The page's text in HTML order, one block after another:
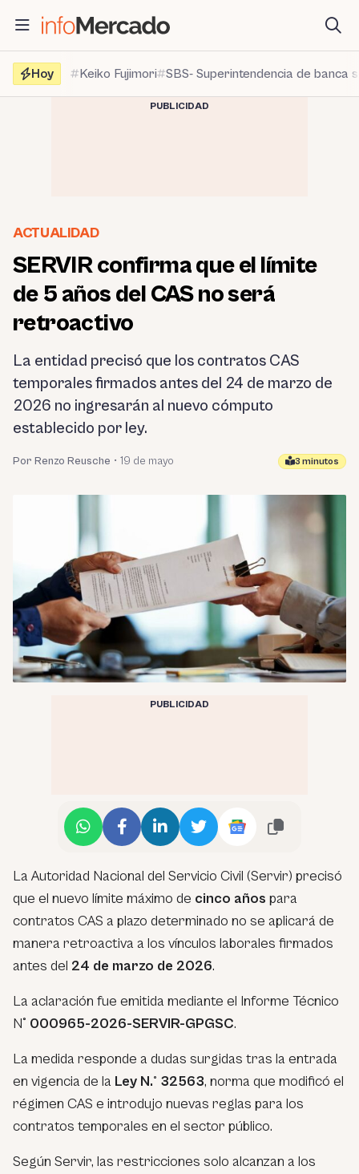
contenido
Hoy
Keiko Fujimori SBS- Superintendencia de banca
PUBLICIDAD
ACTUALIDAD
SERVIR confirma que el límite
de 5 años del CAS no será
retroactivo
La entidad precisó que los contratos CAS
temporales firmados antes del 24 de marzo de
2026 no ingresarán al nuevo cómputo
establecido por ley.
Por Renzo Reusche • 19 de mayo 3 minutos
PUBLICIDAD
La Autoridad Nacional del Servicio Civil (Servir) precisó
que el nuevo límite máximo de cinco años para
contratos CAS a plazo determinado no se aplicará de
manera retroactiva a los vínculos laborales firmados
antes del 24 de marzo de 2026.
La aclaración fue emitida mediante el Informe Técnico
N° 000965-2026-SERVIR-GPGSC.
La medida responde a dudas surgidas tras la entrada
en vigencia de la Ley N.° 32563, norma que modificó el
régimen CAS e introdujo nuevas reglas para los
contratos temporales en el sector público.
Según Servir, las restricciones solo alcanzan a los